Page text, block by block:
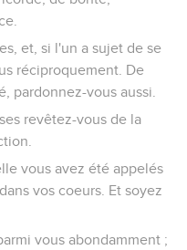
et, si l'un a sujet de se
réciproquement. De
pardonnez-vous aussi.
revêtez-vous de la
vous avez été appelés
vos coeurs. Et soyez
vous abondamment ;